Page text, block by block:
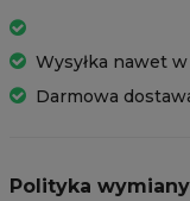
Wysyłka nawet w
Darmowa
Polityka